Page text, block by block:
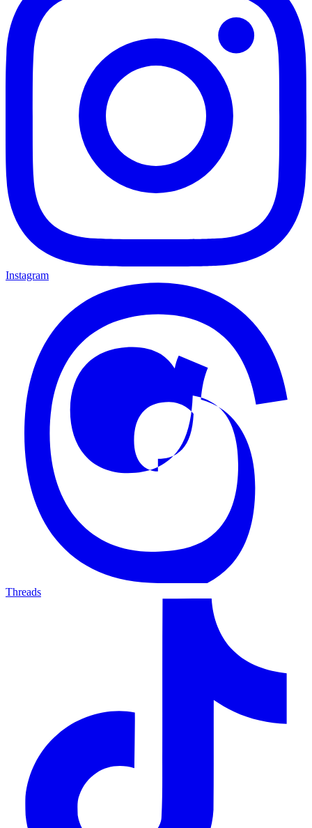
Instagram
Threads